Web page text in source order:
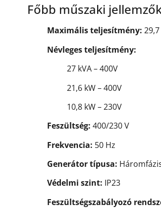
Főbb műszaki
Maximális teljesítmény:
Névleges teljesítmény:
27 kVA – 400V
21,6 kW – 400V
10,8 kW – 230V
Feszültség: 400/230 V
Frekvencia: 50 Hz
Generátor típusa:
Védelmi szint: IP23
Feszültségszabályozó